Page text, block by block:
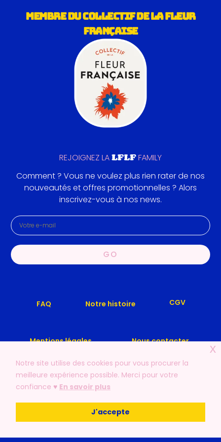
MEMBRE DU COLLECTIF DE LA FLEUR
FRANÇAISE
REJOIGNEZ LALFLFFAMILY
Comment ? Vous ne voulez plus rien rater de nos
nouveautés et offres promotionnelles ? Alors
inscrivez-vous à nos news.
GO
FAQ Notre histoire CGV
Mentions légales Nous contacter
© 2019 – 2026 | LFLF – Les Filles, Les Fleurs. Tout droits
réservés.
Notre site utilise des cookies pour vous procurer la
meilleure expérience possible. Merci pour votre
confiance ♥️ En savoir plus
J'accepte
x